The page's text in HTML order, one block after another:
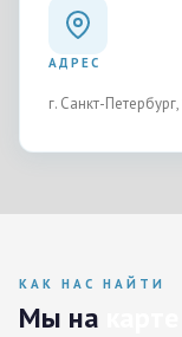
АДРЕС
г. Санкт-
КАК НАС НАЙТИ
Мы на